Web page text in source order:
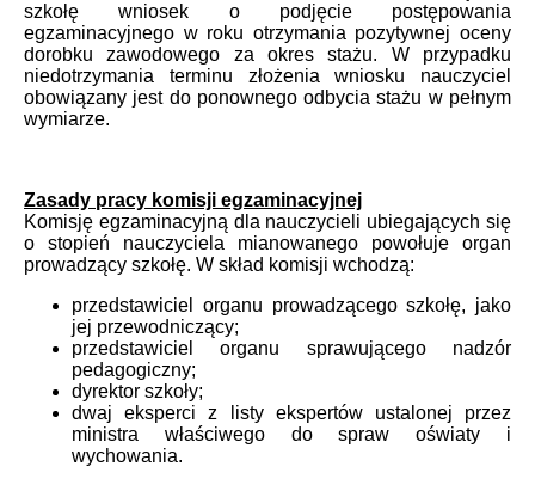
szkołę wniosek o podjęcie postępowania
egzaminacyjnego w roku otrzymania pozytywnej oceny
dorobku zawodowego za okres stażu. W przypadku
niedotrzymania terminu złożenia wniosku nauczyciel
obowiązany jest do ponownego odbycia stażu w pełnym
wymiarze.
Zasady pracy komisji egzaminacyjnej
Komisję egzaminacyjną dla nauczycieli ubiegających się
o stopień nauczyciela mianowanego powołuje organ
prowadzący szkołę. W skład komisji wchodzą:
przedstawiciel organu prowadzącego szkołę, jako
jej przewodniczący;
przedstawiciel organu sprawującego nadzór
pedagogiczny;
dyrektor szkoły;
dwaj eksperci z listy ekspertów ustalonej przez
ministra właściwego do spraw oświaty i
wychowania.